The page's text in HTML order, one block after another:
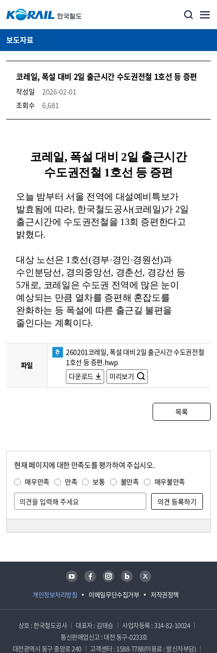
보도자료
코레일, 폭설 대비 2일 출근시간 수도권전철 1호선 등 증편
작성일
2026-02-01
조회수
6,681
뉴스·홍보_보도자료 상세보기 – 내용, 파일, 담당자 연락처로 구성
코레일, 폭설 대비 2일 출근시간
수도권전철 1호선 등 증편
오늘 밤부터 서울 전역에 대설예비특보가
발효됨에 따라, 한국철도공사(코레일)가 2일
출근시간에 수도권전철을 13회 증편한다고
밝혔다.
대상 노선은 1호선(경부·경인·경원선)과
수인분당선, 경의중앙선, 경춘선, 경강선 등
5개로, 코레일은 수도권 전역에 많은 눈이
예상되는 만큼 열차를 증편해 혼잡도를
완화하는 등 폭설에 따른 출근길 불편을
줄인다는 계획이다.
파일
260201코레일, 폭설 대비 2일 출근시간 수도권전철
1호선 등 증편.hwp
다운로드
미리보기
목록
현재 페이지에 대한 만족도를 평가하여 주십시오.
매우만족 만족 보통 불만족 매우불만족
개인정보처리방침 이메일무단수집거부 저작권정책
유튜브 페이스북 인스타그램 블로그 트위터
상호 : 한국철도공사 대표자 : 김태승
사업자등록 : 314-82-10024
통신판매업신고 : 대전 동구-0233호
대전광역시 동구 중앙로 240
고객센터 : 1588-7788(이용료 : 발신자부담)